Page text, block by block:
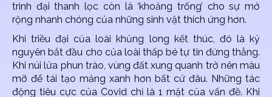
trình đại thanh lọc còn là ‘khoảng trống’ cho sự mở
rộng nhanh chóng của những sinh vật thích ứng hơn.
Khi triều đại của loài khủng long kết thúc, đó là kỷ
nguyên bắt đầu cho của loài thấp bé tự tin đứng thẳng.
Khi núi lửa phun trào, vùng đất xung quanh trở nên màu
mỡ để tái tạo mảng xanh hơn bất cứ đâu. Những tác
động tiêu cực của Covid chỉ là 1 mặt của vấn đề. Khi